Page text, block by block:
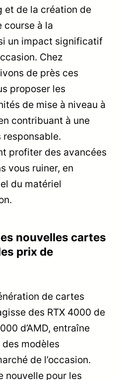
et de la création de
course à la
un impact significatif
Chez
de près ces
proposer les
de mise à niveau à
contribuant à une
profiter des avancées
vous ruiner, en
du matériel
nouvelles cartes
prix de
de cartes
des RTX 4000 de
d’AMD, entraîne
modèles
de l’occasion.
nouvelle pour les